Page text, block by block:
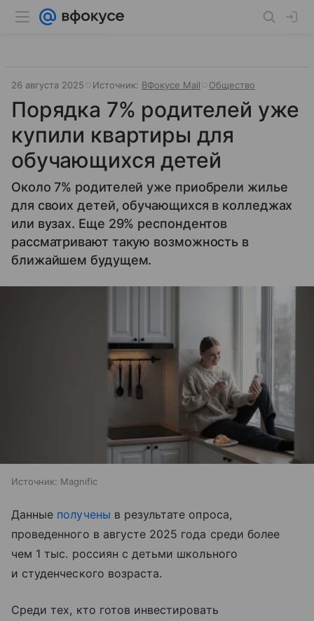
26 августа 2025 Источник: ВФокусе Mail Общество
Порядка 7% родителей уже
купили квартиры для
обучающихся детей
Около 7% родителей уже приобрели жилье
для своих детей, обучающихся в колледжах
или вузах. Еще 29% респондентов
рассматривают такую возможность в
ближайшем будущем.
Источник: Magnific
Данные получены в результате опроса,
проведенного в августе 2025 года среди более
чем 1 тыс. россиян с детьми школьного
и студенческого возраста.
Среди тех, кто готов инвестировать